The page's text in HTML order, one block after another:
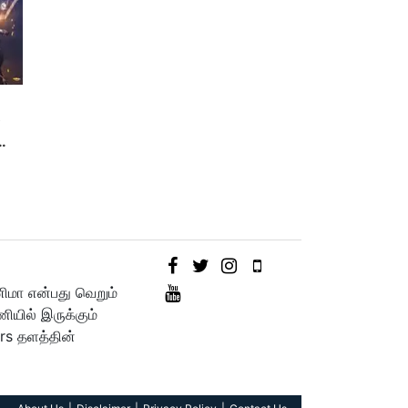
என்பது வெறும்
இருக்கும்
தளத்தின்